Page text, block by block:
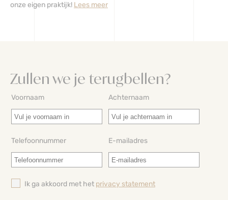
onze eigen praktijk! Lees meer
Zullen we je terugbellen?
Voornaam Achternaam
Telefoonnummer E-mailadres
Ik ga akkoord met het privacy statement